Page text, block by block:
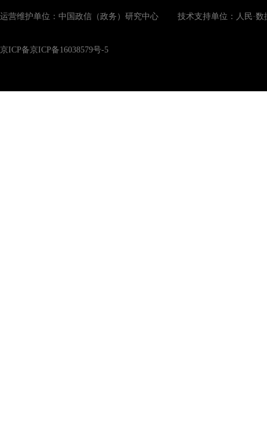
运营维护单位：中国政信（政务）研究中心 技术支持单位：人民·数
京ICP备京ICP备16038579号-5